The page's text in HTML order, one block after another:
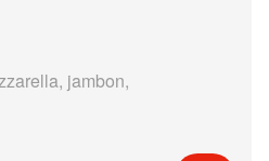
jambon,